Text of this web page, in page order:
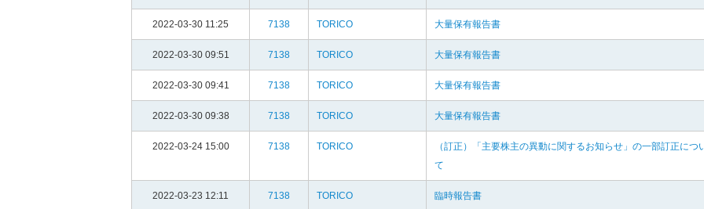
2022-03-30 11:25 7138 TORICO 大量保有報告書
2022-03-30 09:51 7138 TORICO 大量保有報告書
2022-03-30 09:41 7138 TORICO 大量保有報告書
2022-03-30 09:38 7138 TORICO 大量保有報告書
2022-03-24 15:00 7138 TORICO
（訂正）「主要株主の異動に関するお知らせ」の一部訂正につ
て
2022-03-23 12:11 7138 TORICO 臨時報告書